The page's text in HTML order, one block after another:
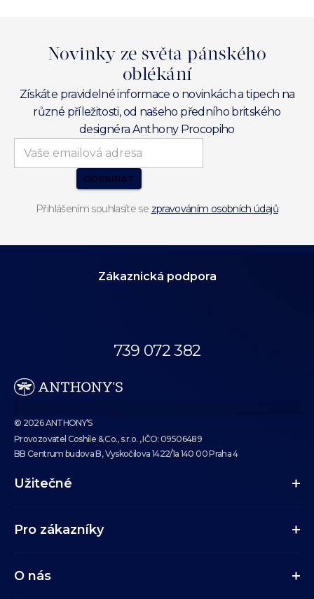
Novinky ze světa pánského
oblékání
Získáte pravidelné informace o novinkách a tipech na
různé příležitosti, od našeho předního britského
designéra Anthony Procopiho
ODEBÍRAT
Přihlášením souhlasíte se zpravováním osobních údajů
Zákaznická podpora
739 072 382
© 2026 ANTHONY’S
Provozovatel Coshile & Co., s.r.o. , IČO: 09506489
BB Centrum budova B, Vyskočilova 1422/1a 140 00 Praha 4
Užitečné
Pro zákazníky
O nás